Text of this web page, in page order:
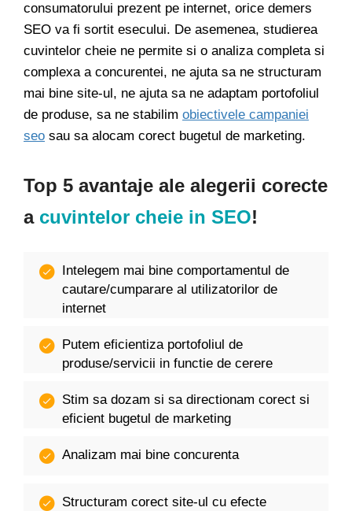
consumatorului prezent pe internet, orice demers
SEO va fi sortit esecului. De asemenea, studierea
cuvintelor cheie ne permite si o analiza completa si
complexa a concurentei, ne ajuta sa ne structuram
mai bine site-ul, ne ajuta sa ne adaptam portofoliul
de produse, sa ne stabilim obiectivele campaniei
seo sau sa alocam corect bugetul de marketing.
Top 5 avantaje ale alegerii corecte
a cuvintelor cheie in SEO!
Intelegem mai bine comportamentul de
cautare/cumparare al utilizatorilor de
internet
Putem eficientiza portofoliul de
produse/servicii in functie de cerere
Stim sa dozam si sa directionam corect si
eficient bugetul de marketing
Analizam mai bine concurenta
Structuram corect site-ul cu efecte